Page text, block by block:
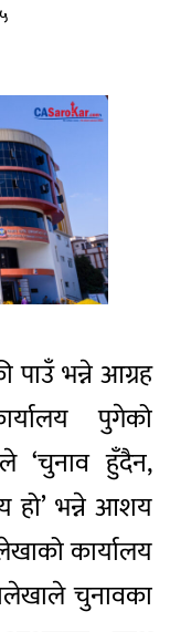
पाउँ भन्ने आग्रह
पुगेको
‘चुनाव हुँदैन,
हो’ भन्ने आशय
कार्यालय
चुनावका